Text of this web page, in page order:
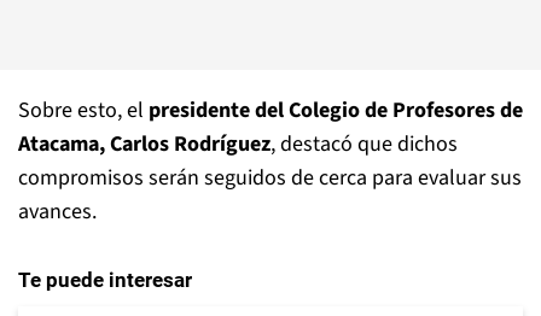
Sobre esto, el presidente del Colegio de Profesores de
Atacama, Carlos Rodríguez, destacó que dichos
compromisos serán seguidos de cerca para evaluar sus
avances.
Te puede interesar